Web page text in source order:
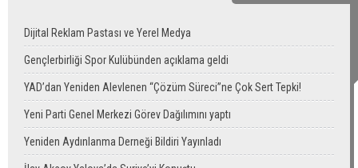
Dijital Reklam Pastası ve Yerel Medya
Gençlerbirliği Spor Kulübünden açıklama geldi
YAD’dan Yeniden Alevlenen “Çözüm Süreci”ne Çok Sert Tepki!
Yeni Parti Genel Merkezi Görev Dağılımını yaptı
Yeniden Aydınlanma Derneği Bildiri Yayınladı